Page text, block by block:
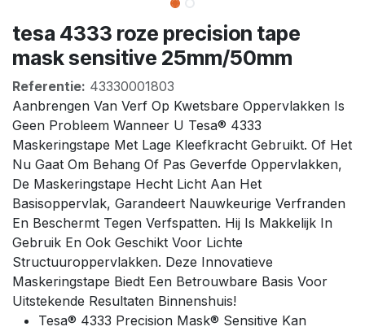
tesa 4333 roze precision tape
mask sensitive 25mm/50mm
Referentie: 43330001803
Aanbrengen Van Verf Op Kwetsbare Oppervlakken Is
Geen Probleem Wanneer U Tesa® 4333
Maskeringstape Met Lage Kleefkracht Gebruikt. Of Het
Nu Gaat Om Behang Of Pas Geverfde Oppervlakken,
De Maskeringstape Hecht Licht Aan Het
Basisoppervlak, Garandeert Nauwkeurige Verfranden
En Beschermt Tegen Verfspatten. Hij Is Makkelijk In
Gebruik En Ook Geschikt Voor Lichte
Structuuroppervlakken. Deze Innovatieve
Maskeringstape Biedt Een Betrouwbare Basis Voor
Uitstekende Resultaten Binnenshuis!
Tesa® 4333 Precision Mask® Sensitive Kan